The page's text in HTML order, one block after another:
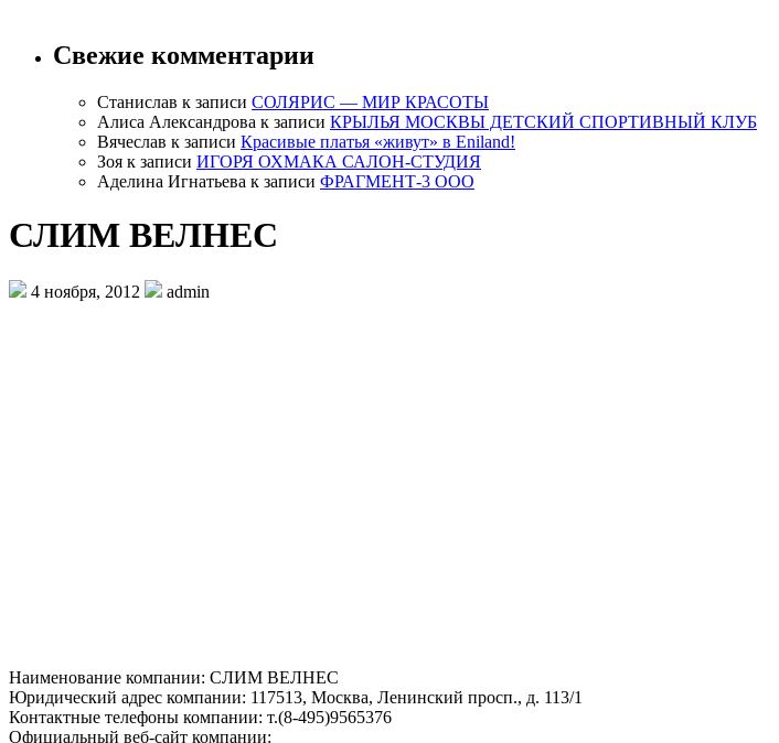
Свежие комментарии
Станислав к записи СОЛЯРИС — МИР КРАСОТЫ
Алиса Александрова к записи КРЫЛЬЯ МОСКВЫ ДЕТСКИЙ СПОРТИВНЫЙ КЛУБ
Вячеслав к записи Красивые платья «живут» в Eniland!
Зоя к записи ИГОРЯ ОХМАКА САЛОН-СТУДИЯ
Аделина Игнатьева к записи ФРАГМЕНТ-3 ООО
СЛИМ ВЕЛНЕС
4 ноября, 2012 admin
Наименование компании: СЛИМ ВЕЛНЕС
Юридический адрес компании: 117513, Москва, Ленинский просп., д. 113/1
Контактные телефоны компании: т.(8-495)9565376
Официальный веб-сайт компании: